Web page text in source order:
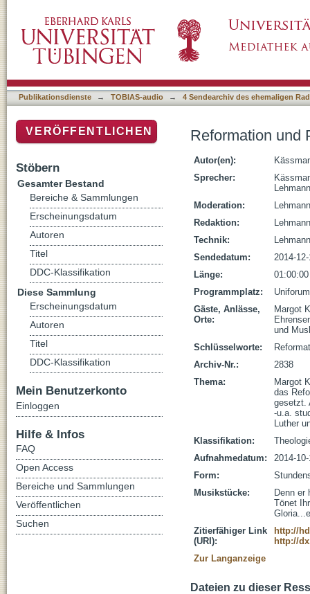
Publikationsdienste → TOBIAS-audio → 4 Sendearchiv des ehemaligen
Reformation und
Autor(en):
Sprecher:
Moderation:
Redaktion:
Technik:
Sendedatum:
2014-
Länge:
01:00:00
Programmplatz:
Uniforum
Gäste, Anlässe,
Orte:
Margot
und
Schlüsselworte:
Archiv-Nr.:
2838
Thema:
Margot
das
gesetzt.
-u.a.
Luther
Klassifikation:
Aufnahmedatum:
2014-
Form:
Musikstücke:
Denn er
Tönet
Zitierfähiger Link
(URI):
http://
http://
Zur Langanzeige
Dateien zu dieser
VERÖFFENTLICHEN
Stöbern
Gesamter Bestand
Bereiche & Sammlungen
Erscheinungsdatum
Autoren
Titel
DDC-Klassifikation
Diese Sammlung
Erscheinungsdatum
Autoren
Titel
DDC-Klassifikation
Mein Benutzerkonto
Einloggen
Hilfe & Infos
FAQ
Open Access
Bereiche und Sammlungen
Veröffentlichen
Suchen